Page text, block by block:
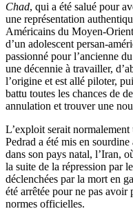
Chad, qui a été salué pour
une représentation
Américains du Moyen-
d’un adolescent persan-
passionné pour l’ancienne
une décennie à travailler,
l’origine et est allé piloter,
battu toutes les chances de
annulation et trouver une
L’exploit serait
Pedrad a été mis en
dans son pays natal, l’Iran,
la suite de la répression par
déclenchées par la mort en
été arrêtée pour ne pas
normes officielles.